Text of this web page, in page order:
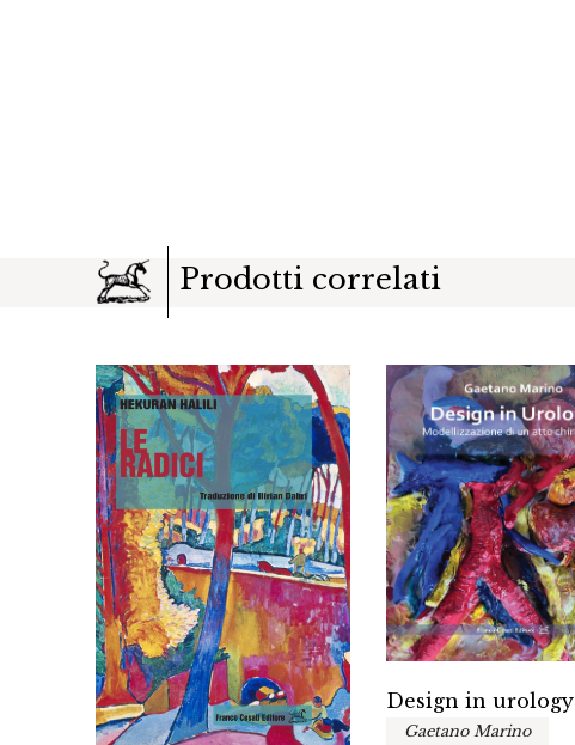
Prodotti correlati
Design in urology
Gaetano Marino